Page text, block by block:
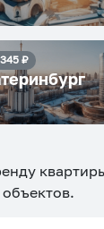
₽
объектов.